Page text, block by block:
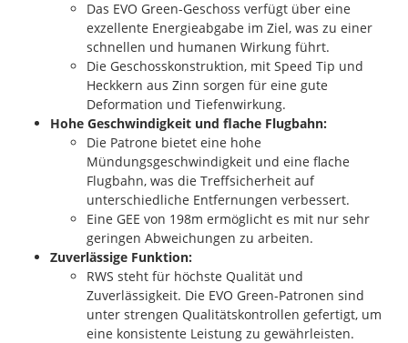
Das EVO Green-Geschoss verfügt über eine
exzellente Energieabgabe im Ziel, was zu einer
schnellen und humanen Wirkung führt.
Die Geschosskonstruktion, mit Speed Tip und
Heckkern aus Zinn sorgen für eine gute
Deformation und Tiefenwirkung.
Hohe Geschwindigkeit und flache Flugbahn:
Die Patrone bietet eine hohe
Mündungsgeschwindigkeit und eine flache
Flugbahn, was die Treffsicherheit auf
unterschiedliche Entfernungen verbessert.
Eine GEE von 198m ermöglicht es mit nur sehr
geringen Abweichungen zu arbeiten.
Zuverlässige Funktion:
RWS steht für höchste Qualität und
Zuverlässigkeit. Die EVO Green-Patronen sind
unter strengen Qualitätskontrollen gefertigt, um
eine konsistente Leistung zu gewährleisten.